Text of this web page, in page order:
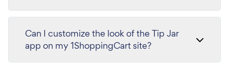
Can I customize the look of the Tip Jar
app on my 1ShoppingCart site?